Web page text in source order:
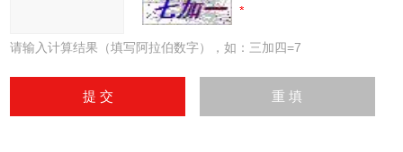
请输入计算结果（填写阿拉伯数字），如：三加四=7